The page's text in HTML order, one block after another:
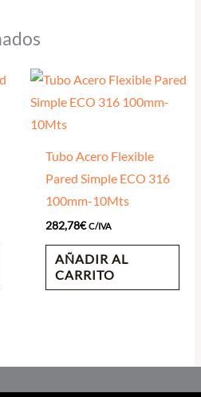
Tubo Acero Flexible
Pared Simple ECO 316
100mm-10Mts
282,78€ C/IVA
AÑADIR AL
CARRITO